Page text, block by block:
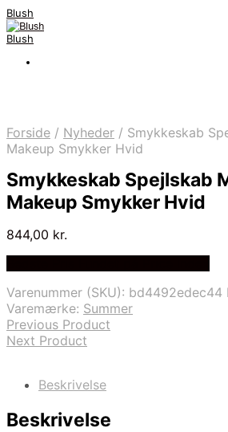
Blush
Blush
Forside / Nyheder / Smykkeskab
Makeup Smykker Hvid
Smykkeskab Spejlskab
Makeup Smykker Hvid
844,00 kr.
Varenummer (SKU): bd4492edec44
Varemærke: Summer
Previous Product
Next Product
Beskrivelse
Beskrivelse